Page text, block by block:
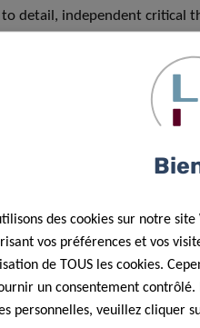
detail, independent critical
models models, cell
des cookies sur notre
vos préférences et vos
de TOUS les cookies.
un consentement
personnelles, veuillez cliquer